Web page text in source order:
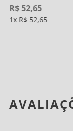
R$ 52,65
1 R$ 52,65